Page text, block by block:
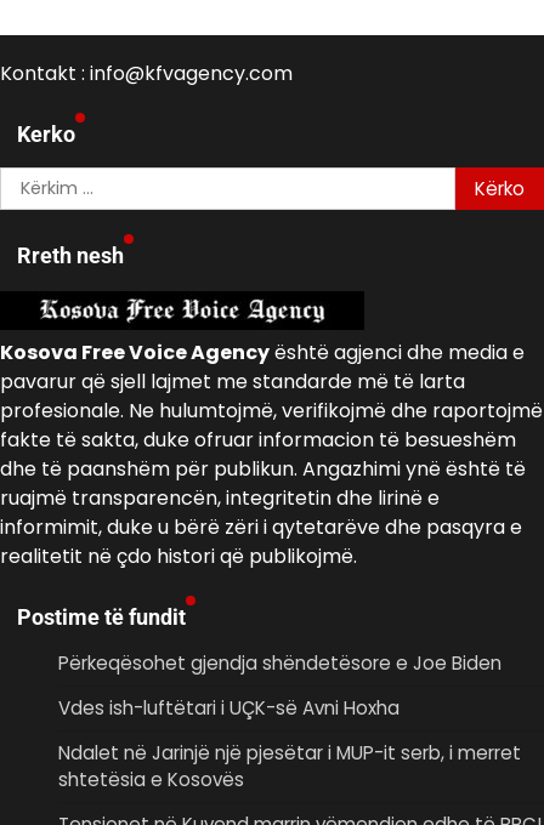
Kontakt : info@kfvagency.com
Kerko
Kërko
për:
Rreth nesh
Kosova Free Voice Agencyështë agjenci dhe media e
pavarur që sjell lajmet me standarde më të larta
profesionale. Ne hulumtojmë, verifikojmë dhe raportojmë
fakte të sakta, duke ofruar informacion të besueshëm
dhe të paanshëm për publikun. Angazhimi ynë është të
ruajmë transparencën, integritetin dhe lirinë e
informimit, duke u bërë zëri i qytetarëve dhe pasqyra e
realitetit në çdo histori që publikojmë.
Postime të fundit
Përkeqësohet gjendja shëndetësore e Joe Biden
Vdes ish-luftëtari i UÇK-së Avni Hoxha
Ndalet në Jarinjë një pjesëtar i MUP-it serb, i merret
shtetësia e Kosovës